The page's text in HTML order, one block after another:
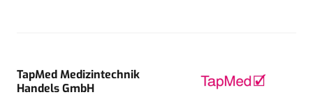
TapMed Medizintechnik
Handels GmbH